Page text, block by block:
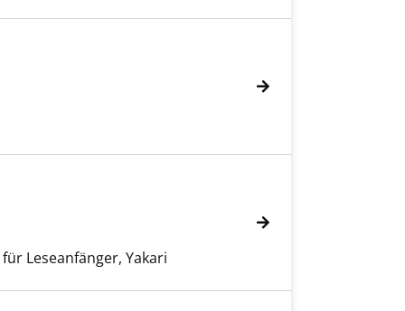
Leseanfänger, Yakari